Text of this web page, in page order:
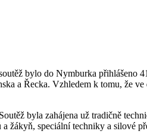
bylo do Nymburka přihlášeno
a Řecka. Vzhledem k tomu, že
byla zahájena už tradičně
žákyň, speciální techniky a silové